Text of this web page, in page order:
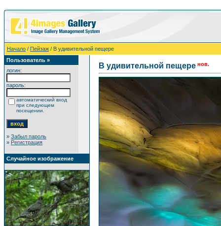
Начало / Пейзаж / В удивительной пещере
Пользователь »
логин:
пароль:
автоматический вход
при следующем
посещении.
» Забыл пароль
» Регистрация
Случайное изображение
В удивительной пещере нов.